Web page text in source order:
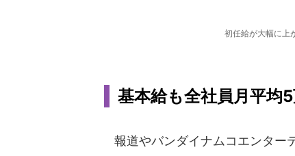
初任給が大幅に上
基本給も全社員月平均
報道やバンダイナムコエンター